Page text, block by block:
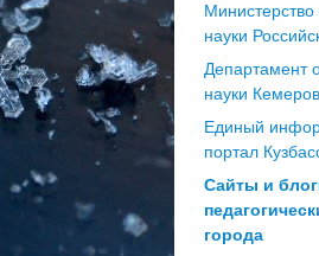
науки
Департамент
науки
Единый
портал
Сайты и
города